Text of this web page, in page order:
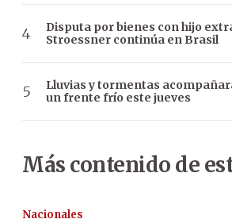
Disputa por bienes con hijo
Stroessner continúa en Brasil
Lluvias y tormentas
un frente frío este jueves
Más contenido de
Nacionales